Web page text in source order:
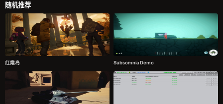
随机推荐
红霞岛 Subsomnia Demo